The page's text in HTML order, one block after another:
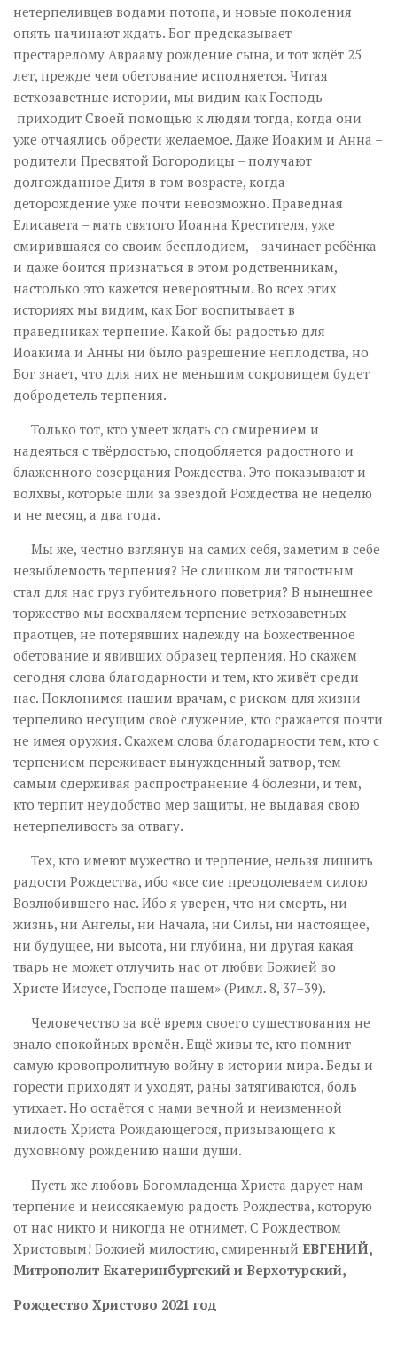
нетерпеливцев водами потопа, и новые поколения
опять начинают ждать. Бог предсказывает
престарелому Аврааму рождение сына, и тот ждёт 25
лет, прежде чем обетование исполняется. Читая
ветхозаветные истории, мы видим как Господь
приходит Своей помощью к людям тогда, когда они
уже отчаялись обрести желаемое. Даже Иоаким и Анна –
родители Пресвятой Богородицы – получают
долгожданное Дитя в том возрасте, когда
деторождение уже почти невозможно. Праведная
Елисавета – мать святого Иоанна Крестителя, уже
смирившаяся со своим бесплодием, – зачинает ребёнка
и даже боится признаться в этом родственникам,
настолько это кажется невероятным. Во всех этих
историях мы видим, как Бог воспитывает в
праведниках терпение. Какой бы радостью для
Иоакима и Анны ни было разрешение неплодства, но
Бог знает, что для них не меньшим сокровищем будет
добродетель терпения.
Только тот, кто умеет ждать со смирением и
надеяться с твёрдостью, сподобляется радостного и
блаженного созерцания Рождества. Это показывают и
волхвы, которые шли за звездой Рождества не неделю
и не месяц, а два года.
Мы же, честно взглянув на самих себя, заметим в себе
незыблемость терпения? Не слишком ли тягостным
стал для нас груз губительного поветрия? В нынешнее
торжество мы восхваляем терпение ветхозаветных
праотцев, не потерявших надежду на Божественное
обетование и явивших образец терпения. Но скажем
сегодня слова благодарности и тем, кто живёт среди
нас. Поклонимся нашим врачам, с риском для жизни
терпеливо несущим своё служение, кто сражается почти
не имея оружия. Скажем слова благодарности тем, кто с
терпением переживает вынужденный затвор, тем
самым сдерживая распространение 4 болезни, и тем,
кто терпит неудобство мер защиты, не выдавая свою
нетерпеливость за отвагу.
Тех, кто имеют мужество и терпение, нельзя лишить
радости Рождества, ибо «все сие преодолеваем силою
Возлюбившего нас. Ибо я уверен, что ни смерть, ни
жизнь, ни Ангелы, ни Начала, ни Силы, ни настоящее,
ни будущее, ни высота, ни глубина, ни другая какая
тварь не может отлучить нас от любви Божией во
Христе Иисусе, Господе нашем» (Римл. 8, 37–39).
Человечество за всё время своего существования не
знало спокойных времён. Ещё живы те, кто помнит
самую кровопролитную войну в истории мира. Беды и
горести приходят и уходят, раны затягиваются, боль
утихает. Но остаётся с нами вечной и неизменной
милость Христа Рождающегося, призывающего к
духовному рождению наши души.
Пусть же любовь Богомладенца Христа дарует нам
терпение и неиссякаемую радость Рождества, которую
от нас никто и никогда не отнимет. С Рождеством
Христовым! Божией милостию, смиренный ЕВГЕНИЙ,
Митрополит Екатеринбургский и Верхотурский,
Рождество Христово 2021 год